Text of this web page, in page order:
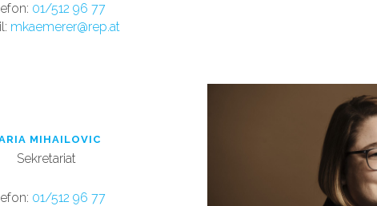
fon: 01/512 96 77
mkaemerer@rep.at
MIHAILOVIC
Sekretariat
01/512 96 77